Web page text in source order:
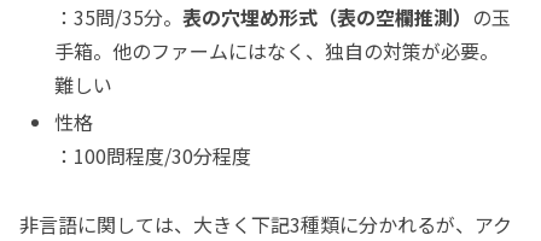
：35問/35分。表の穴埋め形式（表の空欄推測） の玉
手箱。他のファームにはなく、独自の対策が必要。
難しい
性格
：100問程度/30分程度
非言語に関しては、大きく下記3種類に分かれるが、アク